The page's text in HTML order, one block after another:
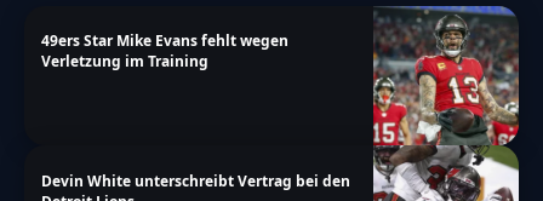
49ers Star Mike Evans fehlt wegen
Verletzung im Training
Devin White unterschreibt Vertrag bei den